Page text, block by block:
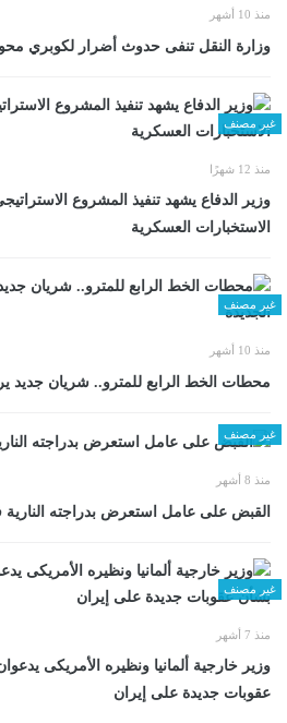
منذ 10 أشهر
وزارة النقل تنفى حدوث أضرار لكوبري
غير مصنف
منذ 12 شهرًا
وزير الدفاع يشهد تنفيذ المشروع
الاستخبارات العسكرية
غير مصنف
منذ 10 أشهر
محطات الخط الرابع للمترو.. شريان جديد يربط 6 أكتوبر بالقاهرة
غير مصنف
منذ 8 أشهر
القبض على عامل استعرض بدراجته النارية
غير مصنف
منذ 7 أشهر
وزير خارجية ألمانيا ونظيره الأمريكى
عقوبات جديدة على إيران